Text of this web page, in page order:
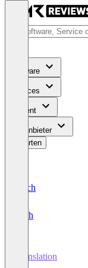
Software
Services
Content
Für Anbieter
Bewerten
Deutsch
English
Translation